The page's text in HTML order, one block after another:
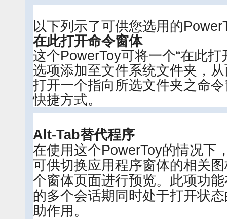
以下列示了可供您选用的
在此打开命令窗体
这个PowerToy可将一个“在此打
选项添加至文件系统文件夹，
打开一个指向所选文件夹之命
快捷方式。
Alt-Tab替代程序
在使用这个PowerToy的情况下
可供切换应用程序窗体的相关
个窗体页面进行预览。此项功
的多个会话期同时处于打开状
助作用。